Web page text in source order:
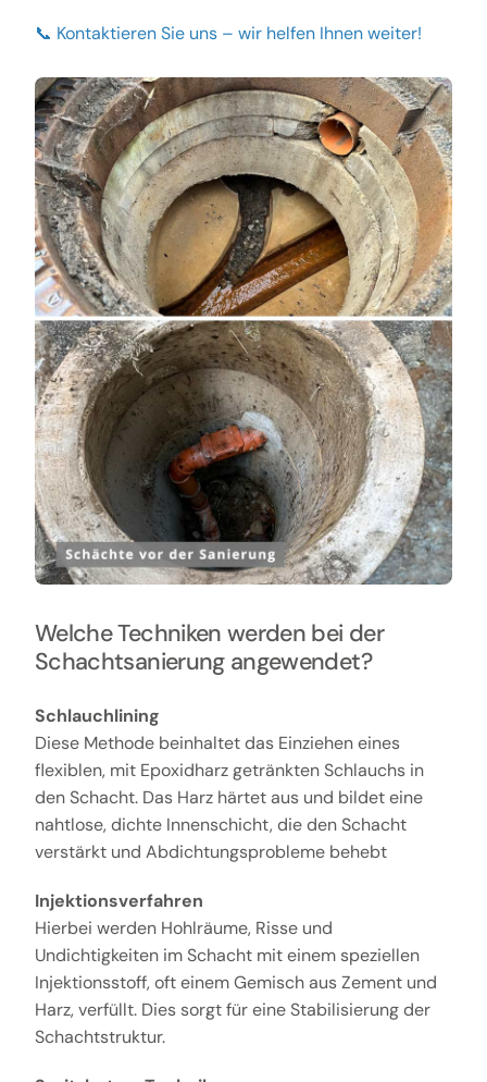
📞 Kontaktieren Sie uns – wir helfen Ihnen weiter!
Welche Techniken werden bei der
Schachtsanierung angewendet?
Schlauchlining
Diese Methode beinhaltet das Einziehen eines
flexiblen, mit Epoxidharz getränkten Schlauchs in
den Schacht. Das Harz härtet aus und bildet eine
nahtlose, dichte Innenschicht, die den Schacht
verstärkt und Abdichtungsprobleme behebt
Injektionsverfahren
Hierbei werden Hohlräume, Risse und
Undichtigkeiten im Schacht mit einem speziellen
Injektionsstoff, oft einem Gemisch aus Zement und
Harz, verfüllt. Dies sorgt für eine Stabilisierung der
Schachtstruktur.